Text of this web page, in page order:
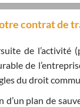
contrat de
de l’activité
de
du droit
d’un plan de